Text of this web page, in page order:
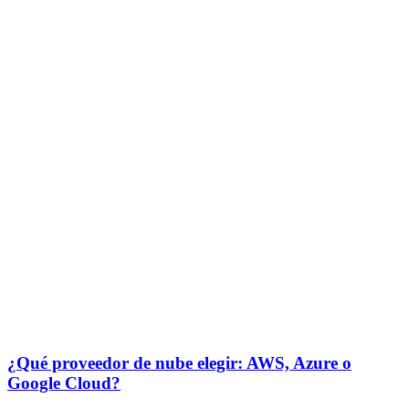
¿Qué proveedor de nube elegir: AWS, Azure o
Google Cloud?